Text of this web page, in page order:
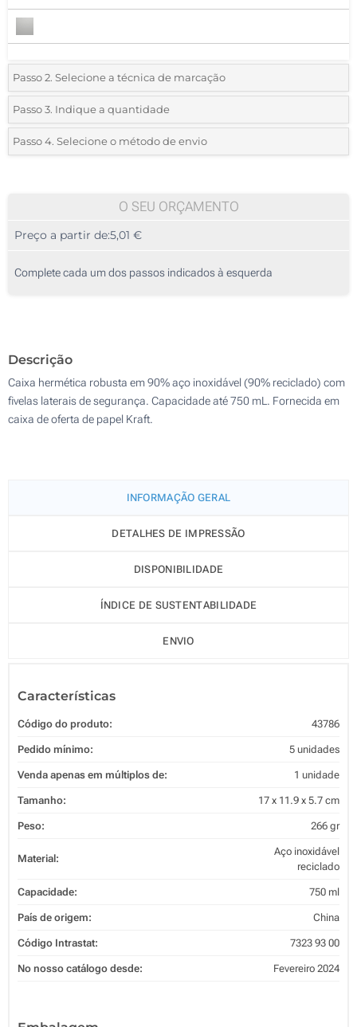
Passo 2. Selecione a técnica de marcação
*Selecione o tipo de marcação e as cores do logotipo:
Gravação a laser (Na capa)
Passo 3. Indique a quantidade
*Quantidade mínima:5
10
25
Outra :
Passo 4. Selecione o método de envio
O SEU ORÇAMENTO
Preço a partir de:5,01 €
Complete cada um dos passos indicados à esquerda
Descrição
Caixa hermética robusta em 90% aço inoxidável (90% reciclado) com
fivelas laterais de segurança. Capacidade até 750 mL. Fornecida em
caixa de oferta de papel Kraft.
INFORMAÇÃO GERAL
DETALHES DE IMPRESSÃO
DISPONIBILIDADE
ÍNDICE DE SUSTENTABILIDADE
ENVIO
Características
Código do produto: 43786
Pedido mínimo: 5 unidades
Venda apenas em múltiplos de: 1 unidade
Tamanho: 17 x 11.9 x 5.7 cm
Peso: 266 gr
Material:
Aço inoxidável
reciclado
Capacidade: 750 ml
País de origem: China
Código Intrastat: 7323 93 00
No nosso catálogo desde: Fevereiro 2024